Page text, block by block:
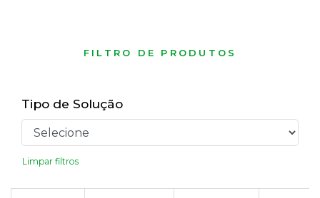
FILTRO DE PRODUTOS
Tipo de Solução
Limpar filtros